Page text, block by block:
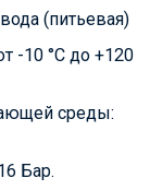
(питьевая)
-10 °C до +120
среды:
Бар.